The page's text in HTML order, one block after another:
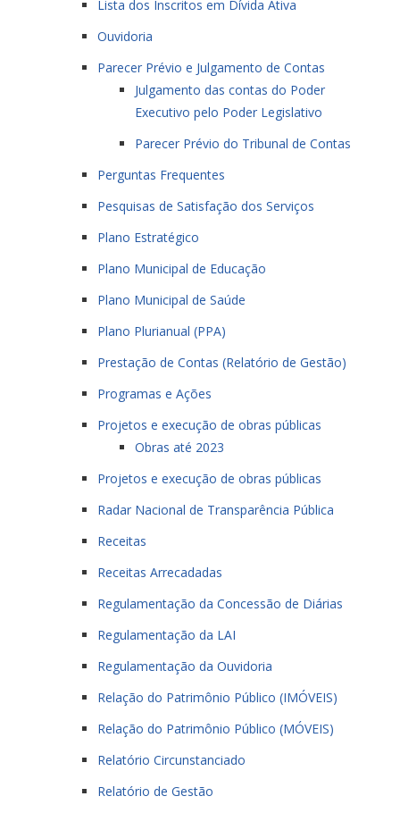
Lista dos Inscritos em Dívida Ativa
Ouvidoria
Parecer Prévio e Julgamento de Contas
Julgamento das contas do Poder
Executivo pelo Poder Legislativo
Parecer Prévio do Tribunal de Contas
Perguntas Frequentes
Pesquisas de Satisfação dos Serviços
Plano Estratégico
Plano Municipal de Educação
Plano Municipal de Saúde
Plano Plurianual (PPA)
Prestação de Contas (Relatório de Gestão)
Programas e Ações
Projetos e execução de obras públicas
Obras até 2023
Projetos e execução de obras públicas
Radar Nacional de Transparência Pública
Receitas
Receitas Arrecadadas
Regulamentação da Concessão de Diárias
Regulamentação da LAI
Regulamentação da Ouvidoria
Relação do Patrimônio Público (IMÓVEIS)
Relação do Patrimônio Público (MÓVEIS)
Relatório Circunstanciado
Relatório de Gestão